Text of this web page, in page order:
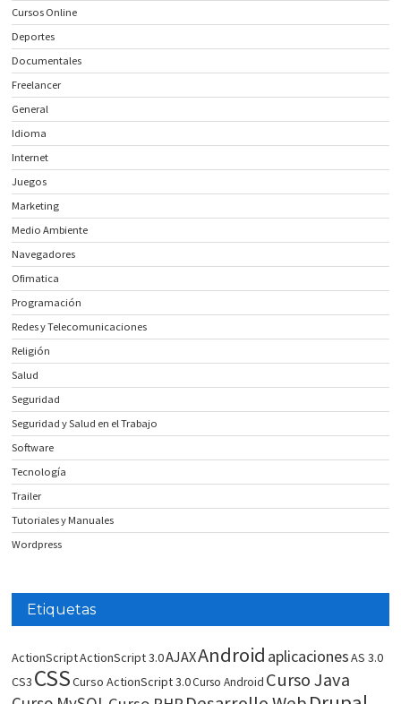
Cursos Online
Deportes
Documentales
Freelancer
General
Idioma
Internet
Juegos
Marketing
Medio Ambiente
Navegadores
Ofimatica
Programación
Redes y Telecomunicaciones
Religión
Salud
Seguridad
Seguridad y Salud en el Trabajo
Software
Tecnología
Trailer
Tutoriales y Manuales
Wordpress
Etiquetas
ActionScriptActionScript 3.0AJAXAndroid aplicacionesAS 3.0
CS3 CSSCurso ActionScript 3.0Curso Android Curso Java